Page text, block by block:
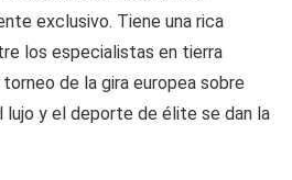
exclusivo. Tiene una rica
los especialistas en tierra
de la gira europea sobre
lujo y el deporte de élite se dan la